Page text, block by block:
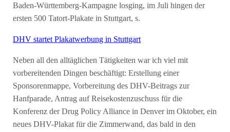
Baden-Württemberg-Kampagne losging, im Juli hingen der
ersten 500 Tatort-Plakate in Stuttgart, s.
DHV startet Plakatwerbung in Stuttgart
Neben all den alltäglichen Tätigkeiten war ich viel mit
vorbereitenden Dingen beschäftigt: Erstellung einer
Sponsorenmappe, Vorbereitung des DHV-Beitrags zur
Hanfparade, Antrag auf Reisekostenzuschuss für die
Konferenz der Drug Policy Alliance in Denver im Oktober, ein
neues DHV-Plakat für die Zimmerwand, das bald in den